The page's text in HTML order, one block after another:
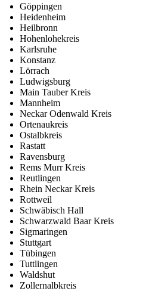
Göppingen
Heidenheim
Heilbronn
Hohenlohekreis
Karlsruhe
Konstanz
Lörrach
Ludwigsburg
Main Tauber Kreis
Mannheim
Neckar Odenwald Kreis
Ortenaukreis
Ostalbkreis
Rastatt
Ravensburg
Rems Murr Kreis
Reutlingen
Rhein Neckar Kreis
Rottweil
Schwäbisch Hall
Schwarzwald Baar Kreis
Sigmaringen
Stuttgart
Tübingen
Tuttlingen
Waldshut
Zollernalbkreis